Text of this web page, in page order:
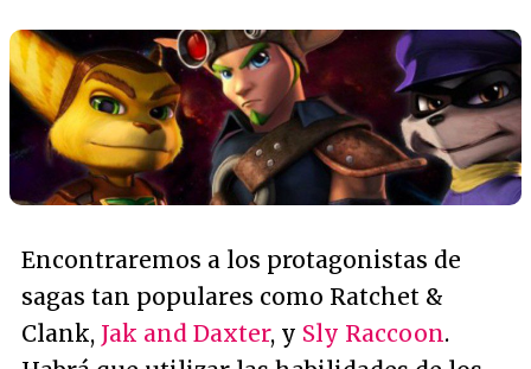
Encontraremos a los protagonistas de
sagas tan populares como Ratchet &
Clank, Jak and Daxter, y Sly Raccoon.